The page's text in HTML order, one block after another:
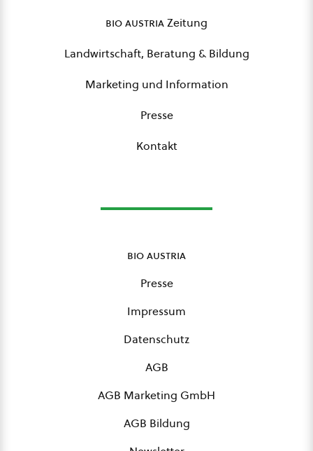
bio austriaZeitung
Landwirtschaft, Beratung & Bildung
Marketing und Information
Presse
Kontakt
bio austria
Presse
Impressum
Datenschutz
AGB
AGB Marketing GmbH
AGB Bildung